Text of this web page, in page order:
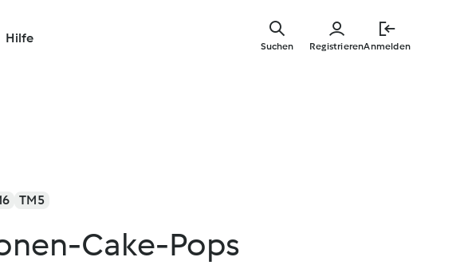
springen
Hilfe
RegistrierenAnmelden
Suchen
TM5
Cake-Pops